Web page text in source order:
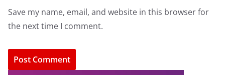
Save my name, email, and website in this browser for
the next time I comment.